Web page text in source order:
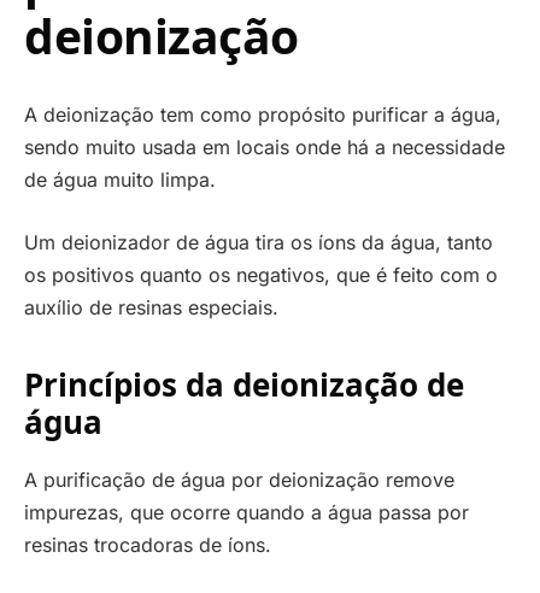
deionização
A deionização tem como propósito purificar a água,
sendo muito usada em locais onde há a necessidade
de água muito limpa.
Um deionizador de água tira os íons da água, tanto
os positivos quanto os negativos, que é feito com o
auxílio de resinas especiais.
Princípios da deionização de
água
A purificação de água por deionização remove
impurezas, que ocorre quando a água passa por
resinas trocadoras de íons.